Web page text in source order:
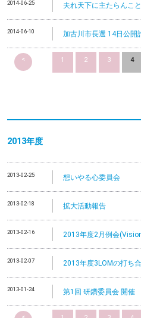
2014-06-25 夫れ天下に主たらんこ
2014-06-10 加古川市長選 14日公開
< 1 2 3 4
2013年度
2013-02-25 想いやる心委員会
2013-02-18 拡大活動報告
2013-02-16 2013年度2月例会
2013-02-07 2013年度3LOMの打ち
2013-01-24 第1回 研鑽委員会 開催